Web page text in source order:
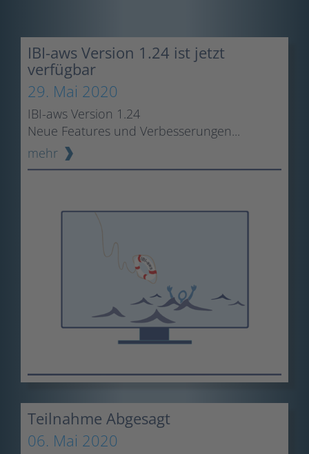
IBI-aws Version 1.24 ist jetzt
verfügbar
29. Mai 2020
IBI-aws Version 1.24
Neue Features und Verbesserungen...
mehr
Teilnahme Abgesagt
06. Mai 2020